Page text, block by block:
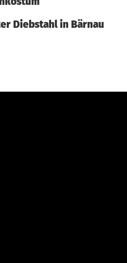
Diebstahl in Bärnau